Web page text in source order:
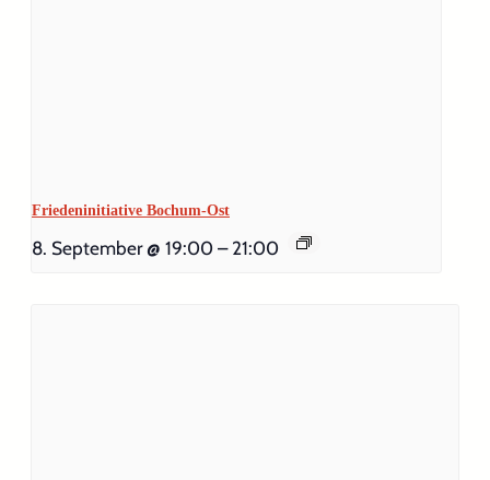
Friedeninitiative Bochum-Ost
8. September @ 19:00 – 21:00